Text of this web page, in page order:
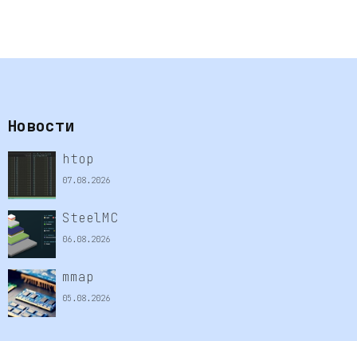
Новости
htop
07.08.2026
SteelMC
06.08.2026
mmap
05.08.2026